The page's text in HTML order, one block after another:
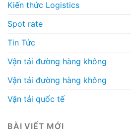
Kiến thức Logistics
Spot rate
Tin Tức
Vận tải đường hàng không
Vận tải đường hàng không
Vận tải quốc tế
BÀI VIẾT MỚI